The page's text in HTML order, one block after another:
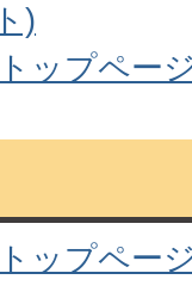
)
ップペー
ップペー